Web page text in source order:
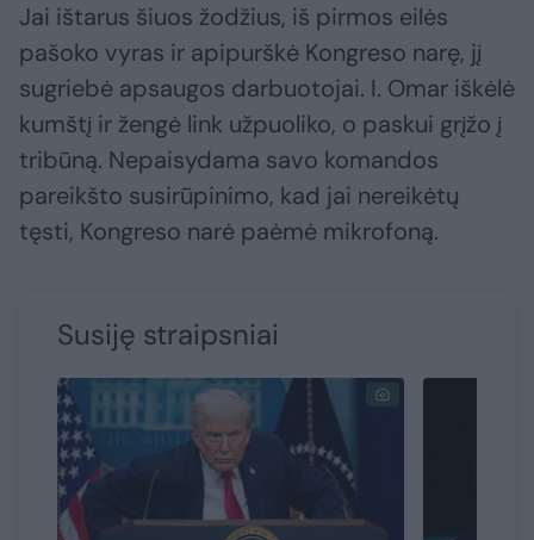
Jai ištarus šiuos žodžius, iš pirmos eilės
pašoko vyras ir apipurškė Kongreso narę, jį
sugriebė apsaugos darbuotojai. I. Omar iškėlė
kumštį ir žengė link užpuoliko, o paskui grįžo į
tribūną. Nepaisydama savo komandos
pareikšto susirūpinimo, kad jai nereikėtų
tęsti, Kongreso narė paėmė mikrofoną.
Susiję straipsniai